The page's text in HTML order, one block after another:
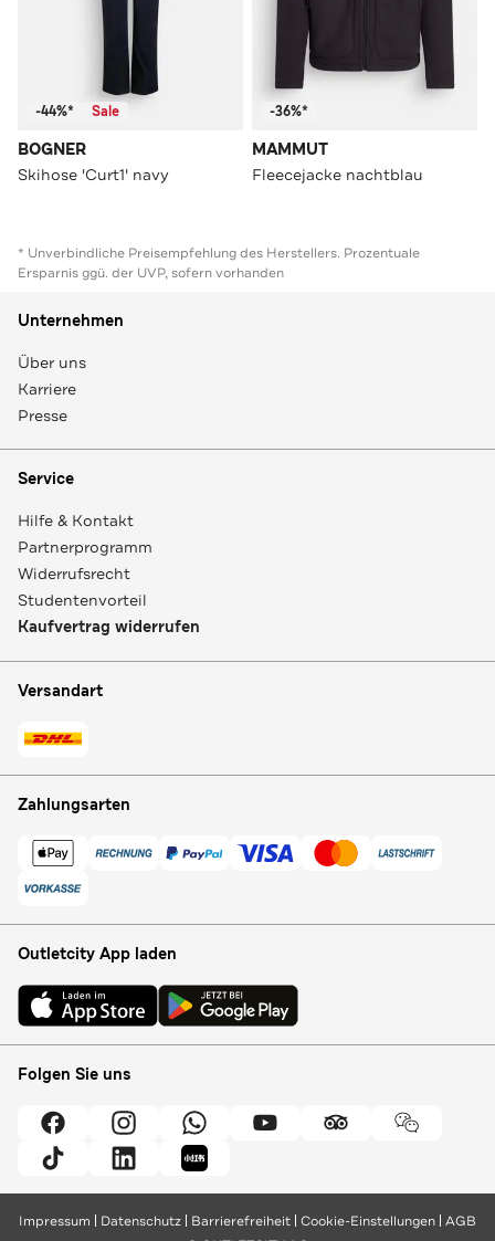
-44%* Sale
BOGNER
Skihose 'Curt1' navy
-36%*
MAMMUT
Fleecejacke nachtblau
* Unverbindliche Preisempfehlung des Herstellers. Prozentuale
Ersparnis ggü. der UVP, sofern vorhanden
Unternehmen
Über uns
Karriere
Presse
Service
Hilfe & Kontakt
Partnerprogramm
Widerrufsrecht
Studentenvorteil
Kaufvertrag widerrufen
Versandart
Zahlungsarten
Outletcity App laden
Folgen Sie uns
Impressum Datenschutz Barrierefreiheit Cookie-Einstellungen AGB